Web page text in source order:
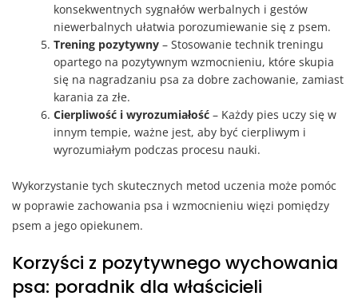
konsekwentnych sygnałów werbalnych i gestów
niewerbalnych ułatwia porozumiewanie się z psem.
Trening pozytywny – Stosowanie technik treningu
opartego na pozytywnym wzmocnieniu, które skupia
się na nagradzaniu psa za dobre zachowanie, zamiast
karania za złe.
Cierpliwość i wyrozumiałość – Każdy pies uczy się w
innym tempie, ważne jest, aby być cierpliwym i
wyrozumiałym podczas procesu nauki.
Wykorzystanie tych skutecznych metod uczenia może pomóc
w poprawie zachowania psa i wzmocnieniu więzi pomiędzy
psem a jego opiekunem.
Korzyści z pozytywnego wychowania
psa: poradnik dla właścicieli